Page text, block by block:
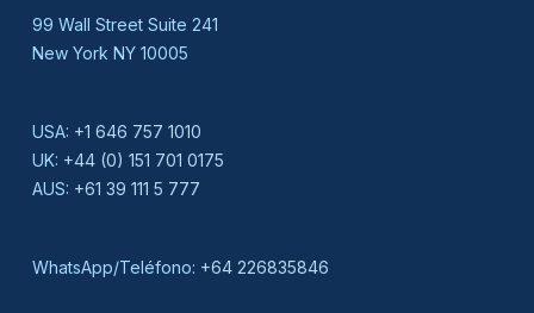
99 Wall Street Suite 241
New York NY 10005
USA: +1 646 757 1010
UK: +44 (0) 151 701 0175
AUS: +61 39 111 5 777
WhatsApp/Teléfono: +64 226835846